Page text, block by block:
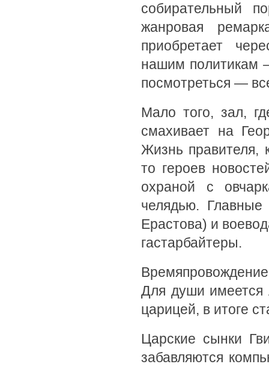
собирательный
жанровая
приобретает
нашим политикам
посмотреться —
Мало того, зал,
смахивает на
Жизнь правителя,
то героев
охраной с
челядью.
Ерастова) и
гастарбайтеры.
Для души имеется
царицей, в итоге
Царские сынки
забавляются